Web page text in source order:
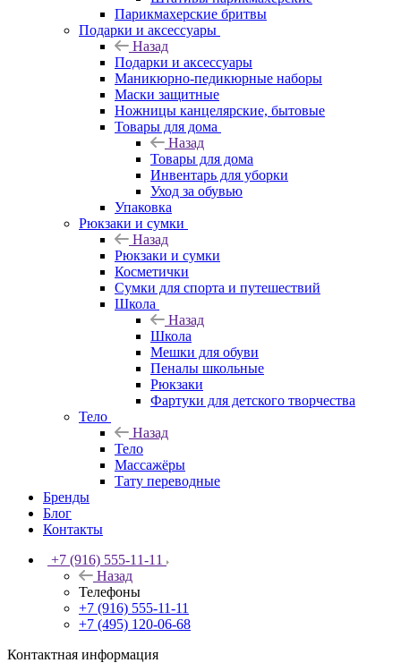
Парикмахерские бритвы
Подарки и аксессуары
Назад
Подарки и аксессуары
Маникюрно-педикюрные наборы
Маски защитные
Ножницы канцелярские, бытовые
Товары для дома
Назад
Товары для дома
Инвентарь для уборки
Уход за обувью
Упаковка
Рюкзаки и сумки
Назад
Рюкзаки и сумки
Косметички
Сумки для спорта и путешествий
Школа
Назад
Школа
Мешки для обуви
Пеналы школьные
Рюкзаки
Фартуки для детского творчества
Тело
Назад
Тело
Массажёры
Тату переводные
Бренды
Блог
Контакты
+7 (916) 555-11-11
Назад
Телефоны
+7 (916) 555-11-11
+7 (495) 120-06-68
Контактная информация